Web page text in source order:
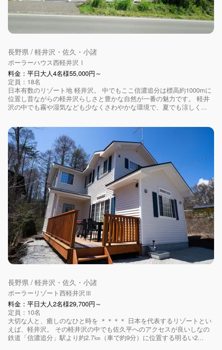
長野県 / 軽井沢・佐久・小諸
ポーラーハウス西軽井沢Ⅰ
料金：平日大人4名様55,000円～
定員：18名
日本有数のリゾート地 軽井沢。 中でもここ信濃追分は標高約1000mに
位置し昔ながらの軽井沢らしさと豊かな自然が一番の魅力です。 軽井
沢の中でも霧や湿気なども少なくさわやかな環境で、夏でも涼しく...
長野県 / 軽井沢・佐久・小諸
ポーラーリゾート西軽井沢Ⅲ
料金：平日大人2名様29,700円～
定員：10名
大切な人と、癒しのなひと時を ＊＊＊＊ 日本を代表するリゾートとい
えば、軽井沢。 その軽井沢の中でも佐久平へのアクセスが良いしなの
鉄道「信濃追分」駅より約2.7㎞（車で約9分）に位置する明るい2...